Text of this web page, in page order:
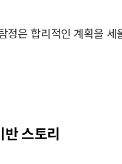
정은 합리적인 계획을 세
스토리